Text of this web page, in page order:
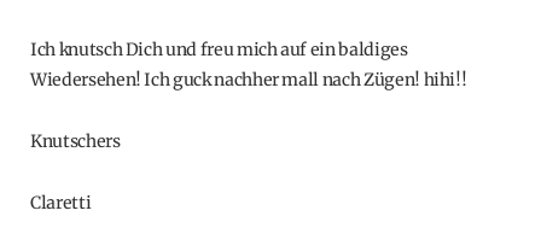
Ich knutsch Dich und freu mich auf ein baldiges
Wiedersehen! Ich guck nachher mall nach Zügen! hihi!!
Knutschers
Claretti